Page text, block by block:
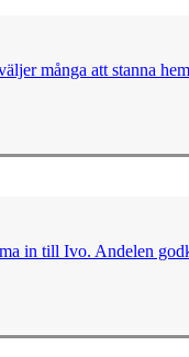
många att stanna
in till Ivo. Andelen